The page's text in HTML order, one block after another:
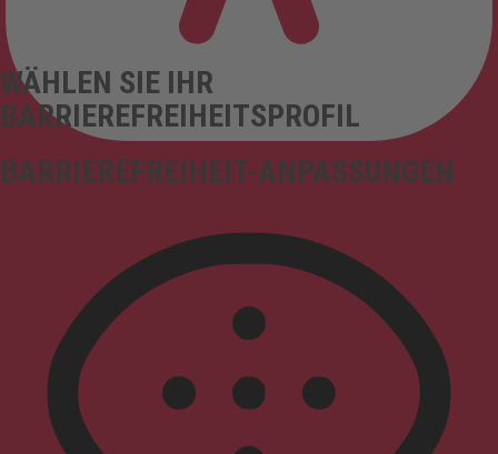
BARRIEREFREIHEIT-ANPASSUNGEN
WÄHLEN SIE IHR
BARRIEREFREIHEITSPROFIL